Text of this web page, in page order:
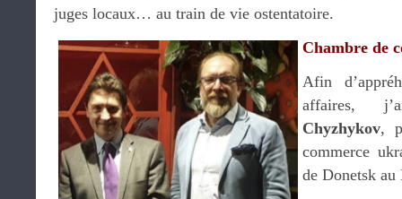
juges locaux… au train de vie ostentatoire.
Chambre de
Afin
affaires,
Chyzhykov,
commerce
de Donetsk au